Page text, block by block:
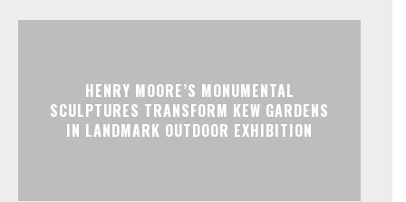
HENRY MOORE’S MONUMENTAL
SCULPTURES TRANSFORM KEW GARDENS
IN LANDMARK OUTDOOR EXHIBITION